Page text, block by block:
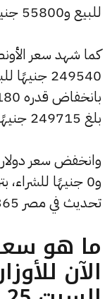
للبيع و55800 جنيهًا للشراء.
كما شهد سعر
بلغ 249715 جنيهًا للبيع و247940 جنيهًا للشراء.
تحديث في مصر 365.
الآن